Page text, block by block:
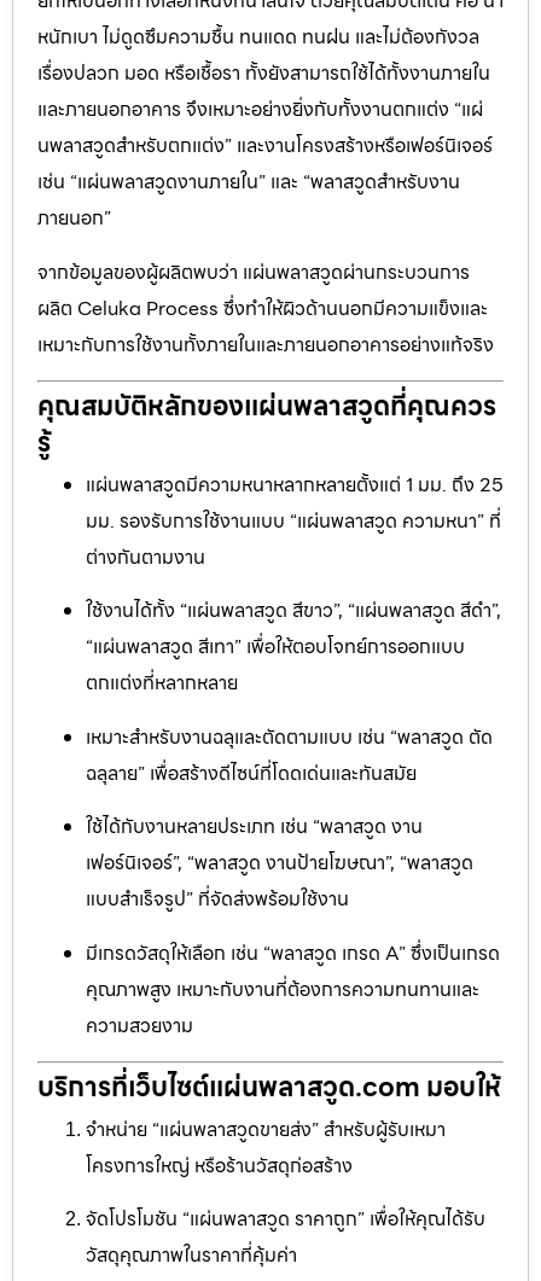
หนักเบา ไม่ดูดซึมความชื้น ทนแดด ทนฝน และไม่ต้องกังวล
เรื่องปลวก มอด หรือเชื้อรา ทั้งยังสามารถใช้ได้ทั้งงานภายใน
และภายนอกอาคาร จึงเหมาะอย่างยิ่งกับทั้งงานตกแต่ง “แผ่
นพลาสวูดสำหรับตกแต่ง” และงานโครงสร้างหรือเฟอร์นิเจอร์
เช่น “แผ่นพลาสวูดงานภายใน” และ “พลาสวูดสำหรับงาน
ภายนอก”
จากข้อมูลของผู้ผลิตพบว่า แผ่นพลาสวูดผ่านกระบวนการ
ผลิต Celuka Process ซึ่งทำให้ผิวด้านนอกมีความแข็งและ
เหมาะกับการใช้งานทั้งภายในและภายนอกอาคารอย่างแท้จริง
คุณสมบัติหลักของแผ่นพลาสวูดที่คุณควร
รู้
แผ่นพลาสวูดมีความหนาหลากหลายตั้งแต่ 1 มม. ถึง 25
มม. รองรับการใช้งานแบบ “แผ่นพลาสวูด ความหนา” ที่
ต่างกันตามงาน
ใช้งานได้ทั้ง “แผ่นพลาสวูด สีขาว”, “แผ่นพลาสวูด สีดำ”,
“แผ่นพลาสวูด สีเทา” เพื่อให้ตอบโจทย์การออกแบบ
ตกแต่งที่หลากหลาย
เหมาะสำหรับงานฉลุและตัดตามแบบ เช่น “พลาสวูด ตัด
ฉลุลาย” เพื่อสร้างดีไซน์ที่โดดเด่นและทันสมัย
ใช้ได้กับงานหลายประเภท เช่น “พลาสวูด งาน
เฟอร์นิเจอร์”, “พลาสวูด งานป้ายโฆษณา”, “พลาสวูด
แบบสำเร็จรูป” ที่จัดส่งพร้อมใช้งาน
มีเกรดวัสดุให้เลือก เช่น “พลาสวูด เกรด A” ซึ่งเป็นเกรด
คุณภาพสูง เหมาะกับงานที่ต้องการความทนทานและ
ความสวยงาม
บริการที่เว็บไซต์แผ่นพลาสวูด.com มอบให้
จำหน่าย “แผ่นพลาสวูดขายส่ง” สำหรับผู้รับเหมา
โครงการใหญ่ หรือร้านวัสดุก่อสร้าง
จัดโปรโมชัน “แผ่นพลาสวูด ราคาถูก” เพื่อให้คุณได้รับ
วัสดุคุณภาพในราคาที่คุ้มค่า